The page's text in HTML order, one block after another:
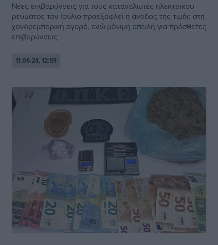
Νέες επιβαρύνσεις για τους καταναλωτές ηλεκτρικού
ρεύματος τον Ιούλιο προεξοφλεί η άνοδος της τιμής στη
χονδρεμπορική αγορά, ενώ μόνιμη απειλή για πρόσθετες
επιβαρύνσεις ...
11.06.24, 12:59